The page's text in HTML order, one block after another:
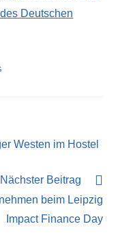
Deutschen
Westen im Hostel
Nächster Beitrag
beim Leipzig
Impact Finance Day